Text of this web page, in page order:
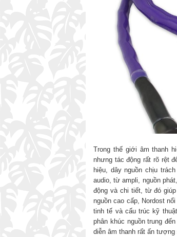
Trong thế giới âm thanh
nhưng tác động rất rõ rệt
hiệu, dây nguồn chịu
audio, từ ampli, nguồn
động và chi tiết, từ đó
nguồn cao cấp, Nordost
tinh tế và cấu trúc kỹ
phân khúc nguồn trung
diễn âm thanh rất ấn